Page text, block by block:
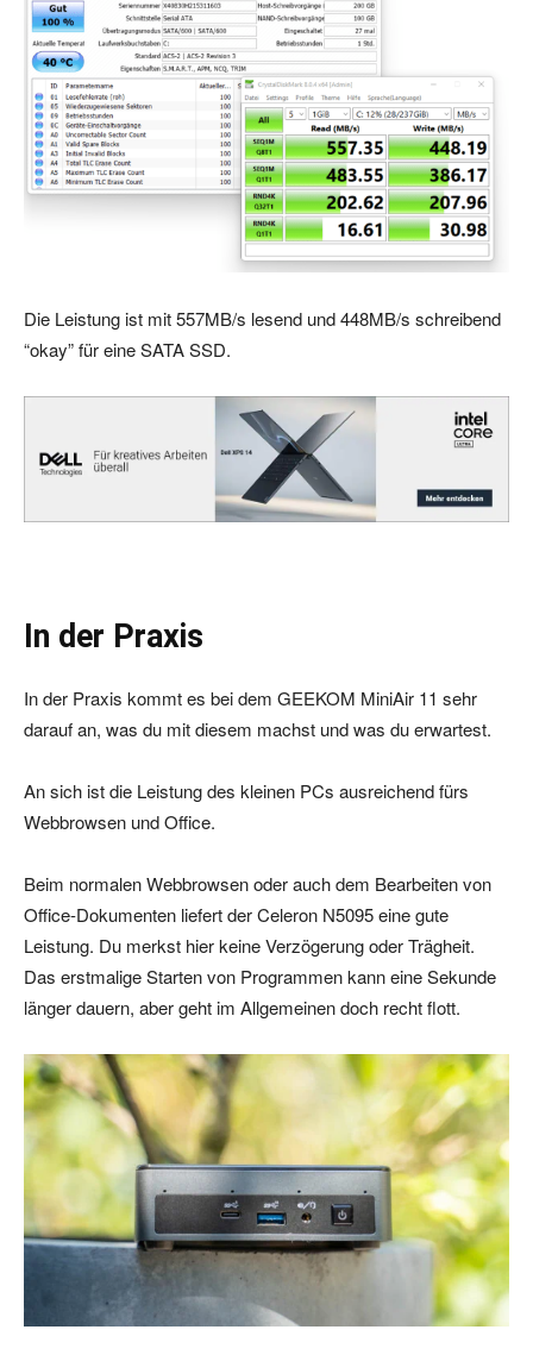
Die Leistung ist mit 557MB/s lesend und 448MB/s schreibend
“okay” für eine SATA SSD.
In der Praxis
In der Praxis kommt es bei dem GEEKOM MiniAir 11 sehr
darauf an, was du mit diesem machst und was du erwartest.
An sich ist die Leistung des kleinen PCs ausreichend fürs
Webbrowsen und Office.
Beim normalen Webbrowsen oder auch dem Bearbeiten von
Office-Dokumenten liefert der Celeron N5095 eine gute
Leistung. Du merkst hier keine Verzögerung oder Trägheit.
Das erstmalige Starten von Programmen kann eine Sekunde
länger dauern, aber geht im Allgemeinen doch recht flott.